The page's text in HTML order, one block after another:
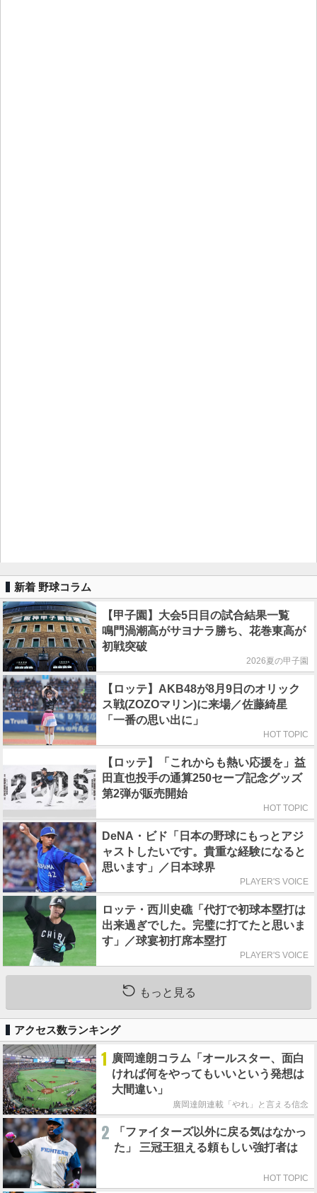
新着 野球コラム
【甲子園】大会5日目の試合結果一覧
鳴門渦潮高がサヨナラ勝ち、花巻東高が
初戦突破
2026夏の甲子園
【ロッテ】AKB48が8月9日のオリック
ス戦(ZOZOマリン)に来場／佐藤綺星
「一番の思い出に」
HOT TOPIC
【ロッテ】「これからも熱い応援を」益
田直也投手の通算250セーブ記念グッズ
第2弾が販売開始
HOT TOPIC
DeNA・ビド「日本の野球にもっとアジ
ャストしたいです。貴重な経験になると
思います」／日本球界
PLAYER'S VOICE
ロッテ・西川史礁「代打で初球本塁打は
出来過ぎでした。完璧に打てたと思いま
す」／球宴初打席本塁打
PLAYER'S VOICE
もっと見る
アクセス数ランキング
1 廣岡達朗コラム「オールスター、面白
ければ何をやってもいいという発想は
大間違い」
廣岡達朗連載「やれ」と言える信念
2
「ファイターズ以外に戻る気はなかっ
た」 三冠王狙える頼もしい強打者は
HOT TOPIC